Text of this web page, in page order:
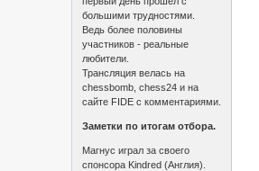
большими трудностями.
Ведь более половины
участников - реальные
любители.
Трансляция велась на
chessbomb, chess24 и на
сайте FIDE с комментариями.
Заметки по итогам отбора.
Магнус играл за своего
спонсора Kindred (Англия).